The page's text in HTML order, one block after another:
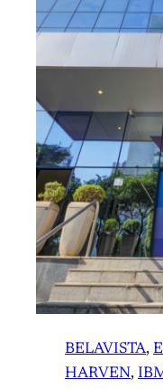
BELAVISTA,
HARVEN,